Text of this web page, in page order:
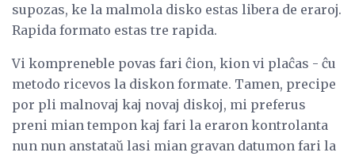
supozas, ke la malmola disko estas libera de eraroj.
Rapida formato estas tre rapida.
Vi kompreneble povas fari ĉion, kion vi plaĉas - ĉu
metodo ricevos la diskon formate. Tamen, precipe
por pli malnovaj kaj novaj diskoj, mi preferus
preni mian tempon kaj fari la eraron kontrolanta
nun nun anstataŭ lasi mian gravan datumon fari la